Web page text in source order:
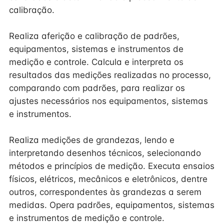
calibração.
Realiza aferição e calibração de padrões,
equipamentos, sistemas e instrumentos de
medição e controle. Calcula e interpreta os
resultados das medições realizadas no processo,
comparando com padrões, para realizar os
ajustes necessários nos equipamentos, sistemas
e instrumentos.
Realiza medições de grandezas, lendo e
interpretando desenhos técnicos, selecionando
métodos e princípios de medição. Executa ensaios
físicos, elétricos, mecânicos e eletrônicos, dentre
outros, correspondentes às grandezas a serem
medidas. Opera padrões, equipamentos, sistemas
e instrumentos de medição e controle.